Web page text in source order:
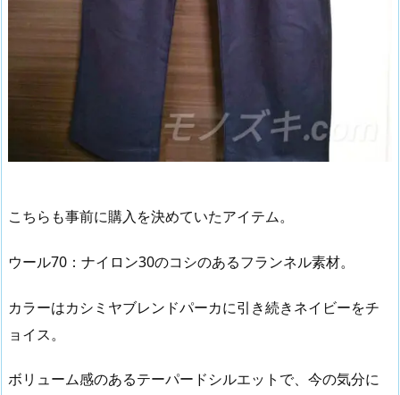
こちらも事前に購入を決めていたアイテム。
ウール70：ナイロン30のコシのあるフランネル素材。
カラーはカシミヤブレンドパーカに引き続きネイビーをチ
ョイス。
ボリューム感のあるテーパードシルエットで、今の気分に